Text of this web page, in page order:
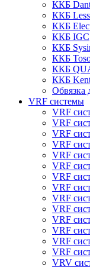
ККБ
ККБ
ККБ
ККБ IGC
ККБ
ККБ
ККБ
ККБ
Обвязка
VRF системы
VRF
VRF
VRF
VRF
VRF
VRF
VRF
VRF
VRF
VRF
VRF
VRF
VRF
VRF
VRV